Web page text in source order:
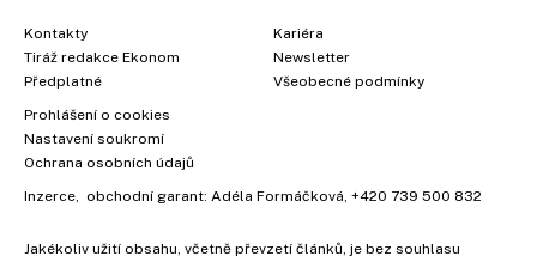
Kontakty
Tiráž redakce Ekonom
Předplatné
Kariéra
Newsletter
Všeobecné podmínky
Prohlášení o cookies
Nastavení soukromí
Ochrana osobních údajů
Inzerce , obchodní garant: Adéla Formáčková +420 739 500 832
Jakékoliv užití obsahu, včetně převzetí článků, je bez souhlasu